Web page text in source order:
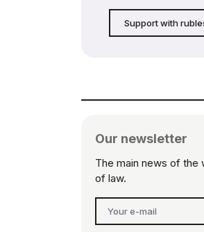
Support with
Our newsletter
The main news of the
of law.